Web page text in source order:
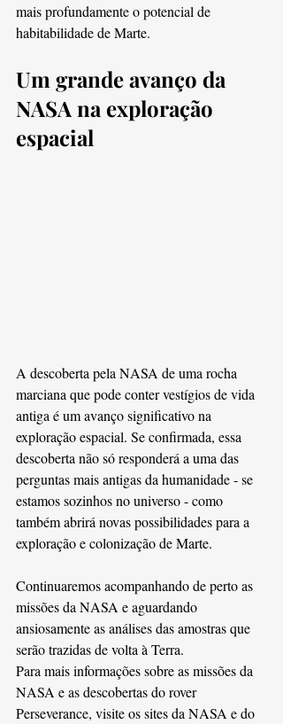
mais profundamente o potencial de
habitabilidade de Marte​​.
Um grande avanço da
NASA na exploração
espacial
A descoberta pela NASA de uma rocha
marciana que pode conter vestígios de vida
antiga é um avanço significativo na
exploração espacial. Se confirmada, essa
descoberta não só responderá a uma das
perguntas mais antigas da humanidade - se
estamos sozinhos no universo - como
também abrirá novas possibilidades para a
exploração e colonização de Marte.
Continuaremos acompanhando de perto as
missões da NASA e aguardando
ansiosamente as análises das amostras que
serão trazidas de volta à Terra.
Para mais informações sobre as missões da
NASA e as descobertas do rover
Perseverance, visite os sites da NASA e do